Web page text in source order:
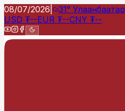
08/07/2026 31° Улаанбаатар
USD ₮--EUR ₮--CNY ₮--